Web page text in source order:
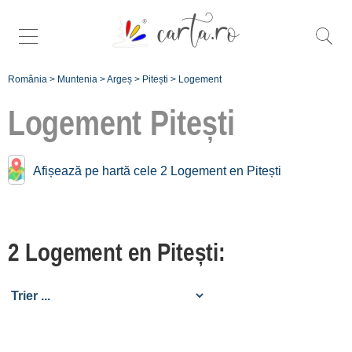
România > Muntenia >Argeș > Pitești > Logement
Logement Pitești
Afișează pe hartă cele 2 Logement en Pitești
2 Logement en Pitești:
Logement près de
Pitești:
[2 offers à 2.9 km]
[1 offers à 9.5 km]